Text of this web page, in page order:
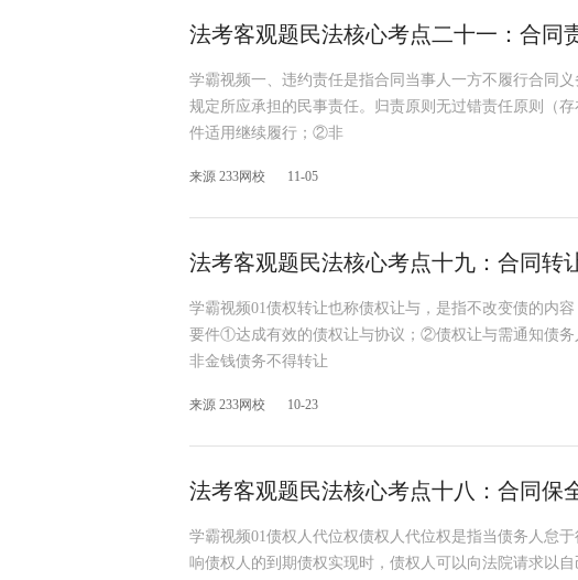
法考客观题民法核心考点二十一：合同
学霸视频一、违约责任是指合同当事人一方不履行合同
规定所应承担的民事责任。归责原则无过错责任原则（
件适用继续履行；②非
来源 233网校 11-05
法考客观题民法核心考点十九：合同转
学霸视频01债权转让也称债权让与，是指不改变债的内
要件①达成有效的债权让与协议；②债权让与需通知债务
非金钱债务不得转让
来源 233网校 10-23
法考客观题民法核心考点十八：合同保
学霸视频01债权人代位权债权人代位权是指当债务人怠
响债权人的到期债权实现时，债权人可以向法院请求以